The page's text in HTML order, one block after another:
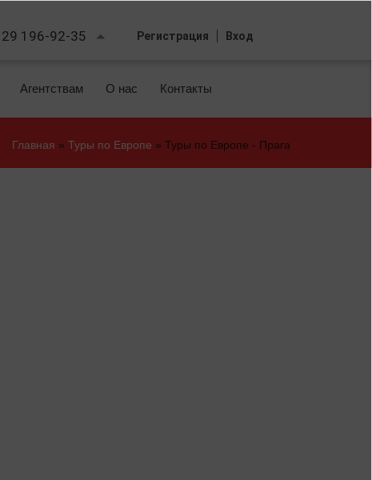
196-92-35 Регистрация Вход
Агентствам О нас Контакты
Главная » Туры по Европе » Туры по Европе - Прага